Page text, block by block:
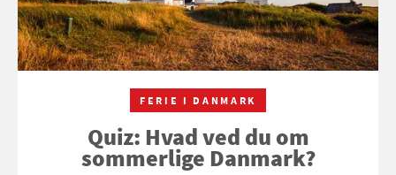
FERIE I DANMARK
Quiz: Hvad ved du om
sommerlige Danmark?